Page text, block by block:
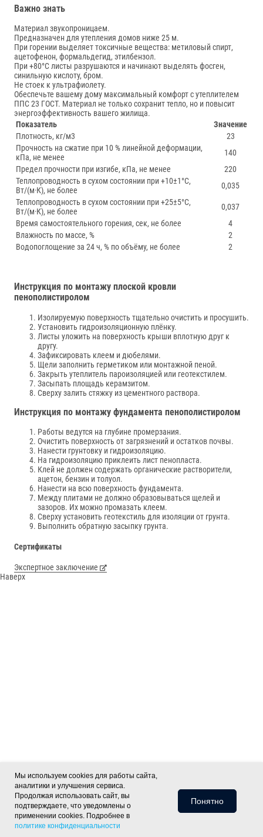
Мы используем cookies для работы сайта,
аналитики и улучшения сервиса.
Продолжая использовать сайт, вы
подтверждаете, что уведомлены о
применении cookies. Подробнее в
политике конфиденциальности
Понятно
Важно знать
Материал звукопроницаем.
Предназначен для утепления домов ниже 25 м.
При горении выделяет токсичные вещества: метиловый спирт,
ацетофенон, формальдегид, этилбензол.
При +80°С листы разрушаются и начинают выделять фосген,
синильную кислоту, бром.
Не стоек к ультрафиолету.
Обеспечьте вашему дому максимальный комфорт с утеплителем
ППС 23 ГОСТ. Материал не только сохранит тепло, но и повысит
энергоэффективность вашего жилища.
Показатель
Значение
Плотность, кг/м3
23
Прочность на сжатие при 10 % линейной деформации,
кПа, не менее
140
Предел прочности при изгибе, кПа, не менее
220
Теплопроводность в сухом состоянии при +10±1°С,
Вт/(м·К), не более
0,035
Теплопроводность в сухом состоянии при +25±5°С,
Вт/(м·К), не более
0,037
Время самостоятельного горения, сек, не более
4
Влажность по массе, %
2
Водопоглощение за 24 ч, % по объёму, не более
2
Инструкция по монтажу плоской кровли
пенополистиролом
Изолируемую поверхность тщательно очистить и просушить.
Установить гидроизоляционную плёнку.
Листы уложить на поверхность крыши вплотную друг к
другу.
Зафиксировать клеем и дюбелями.
Щели заполнить герметиком или монтажной пеной.
Закрыть утеплитель пароизоляцией или геотекстилем.
Засыпать площадь керамзитом.
Сверху залить стяжку из цементного раствора.
Инструкция по монтажу фундамента пенополистиролом
Работы ведутся на глубине промерзания.
Очистить поверхность от загрязнений и остатков почвы.
Нанести грунтовку и гидроизоляцию.
На гидроизоляцию приклеить лист пенопласта.
Клей не должен содержать органические растворители,
ацетон, бензин и толуол.
Нанести на всю поверхность фундамента.
Между плитами не должно образовываться щелей и
зазоров. Их можно промазать клеем.
Сверху установить геотекстиль для изоляции от грунта.
Выполнить обратную засыпку грунта.
Сертификаты
Экспертное заключение
Наверх